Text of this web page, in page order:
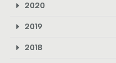
2020
2019
2018